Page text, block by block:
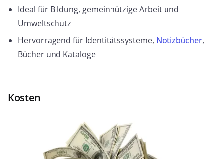
Ideal für Bildung, gemeinnützige Arbeit und
Umweltschutz
Hervorragend für Identitätssysteme, Notizbücher,
Bücher und Kataloge
Kosten